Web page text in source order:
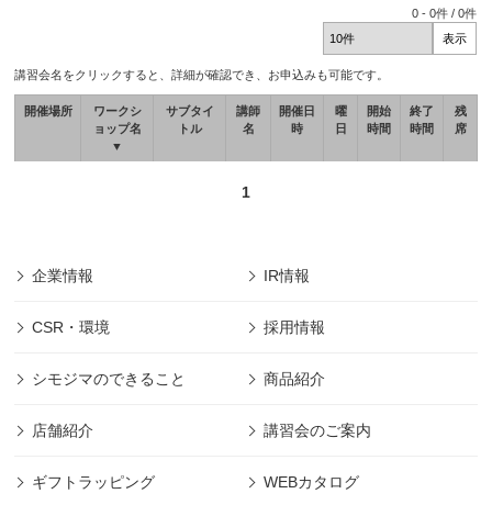
0 -0件 /0件
講習会名をクリックすると、詳細が確認でき、お申込みも可能です。
開催場所
ワークシ
ョップ名
▼
サブタイ
トル
講師
名
開催日
時
曜
日
開始
時間
終了
時間
残
席
1
企業情報 IR情報
CSR・環境 採用情報
シモジマのできること 商品紹介
店舗紹介 講習会のご案内
ギフトラッピング WEBカタログ